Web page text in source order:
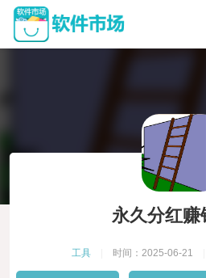
永久分红赚
工具 时间：2025-06-21